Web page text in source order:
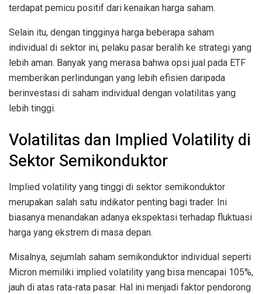
terdapat pemicu positif dari kenaikan harga saham.
Selain itu, dengan tingginya harga beberapa saham
individual di sektor ini, pelaku pasar beralih ke strategi yang
lebih aman. Banyak yang merasa bahwa opsi jual pada ETF
memberikan perlindungan yang lebih efisien daripada
berinvestasi di saham individual dengan volatilitas yang
lebih tinggi.
Volatilitas dan Implied Volatility di
Sektor Semikonduktor
Implied volatility yang tinggi di sektor semikonduktor
merupakan salah satu indikator penting bagi trader. Ini
biasanya menandakan adanya ekspektasi terhadap fluktuasi
harga yang ekstrem di masa depan.
Misalnya, sejumlah saham semikonduktor individual seperti
Micron memiliki implied volatility yang bisa mencapai 105%,
jauh di atas rata-rata pasar. Hal ini menjadi faktor pendorong